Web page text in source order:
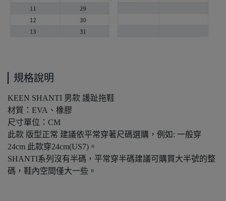
規格說明
KEEN SHANTI 男款 護趾拖鞋
材質：EVA、橡膠
尺寸單位：CM
此款 版型正常 建議依平常穿著尺碼選購，例如: 一般穿
24cm 此款穿24cm(US7)。
SHANTI系列沒有半碼，平常穿半碼建議可購買大半號的整
碼，鞋內空間僅大一些。